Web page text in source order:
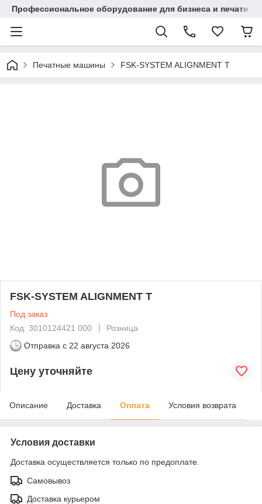
Профессиональное оборудование для бизнеса и печати в
Печатные машины FSK-SYSTEM ALIGNMENT T
FSK-SYSTEM ALIGNMENT T
Под заказ
Код: 3010124421 000
Розница
Отправка с 22 августа 2026
Цену уточняйте
Описание Доставка Оплата Условия возврата
Условия доставки
Доставка осуществляется только по предоплате.
Самовывоз
Доставка курьером